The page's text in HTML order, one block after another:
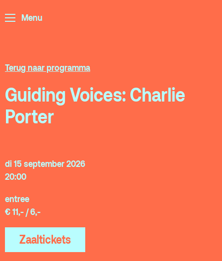
Menu
zalen
aanvragen
Kerktuin
Terug naar programma
Guiding Voices: Charlie
Porter
di 15 september 2026
20:00
entree
€ 11,- / 6,-
Zaaltickets